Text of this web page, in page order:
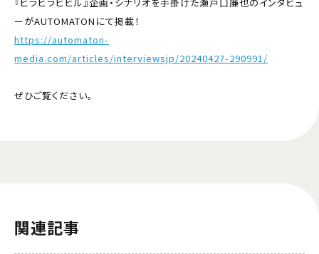
ーがAUTOMATONにて掲載！
https://automaton-
media.com/articles/interviewsjp/20240427-290991/
ぜひご覧ください。
関連記事